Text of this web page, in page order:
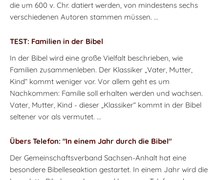
die um 600 v. Chr. datiert werden, von mindestens sechs
verschiedenen Autoren stammen müssen. ...
TEST: Familien in der Bibel
In der Bibel wird eine große Vielfalt beschrieben, wie
Familien zusammenleben. Der Klassiker „Vater, Mutter,
Kind“ kommt weniger vor. Vor allem geht es um
Nachkommen: Familie soll erhalten werden und wachsen.
Vater, Mutter, Kind - dieser „Klassiker“ kommt in der Bibel
seltener vor als vermutet. ...
Übers Telefon: "In einem Jahr durch die Bibel"
Der Gemeinschaftsverband Sachsen-Anhalt hat eine
besondere Bibelleseaktion gestartet. In einem Jahr wird die